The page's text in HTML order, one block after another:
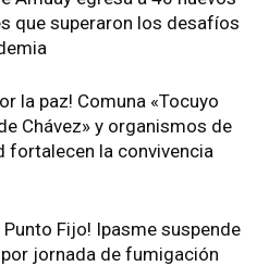
que superaron los desafíos
la paz! Comuna «Tocuyo
Chávez» y organismos de
fortalecen la convivencia
Punto Fijo! Ipasme suspende
jornada de fumigación